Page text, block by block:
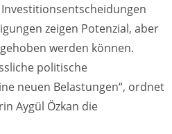
zeigen Potenzial, aber
werden können.
politische
neuen Belastungen“, ordnet
Aygül Özkan die